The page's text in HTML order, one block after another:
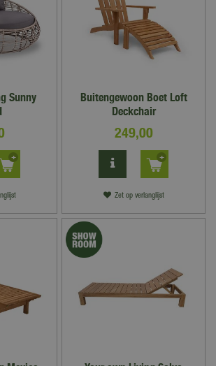
Sunny
Buitengewoon Boet Loft
Deckchair
249,00
Zet op verlanglijst